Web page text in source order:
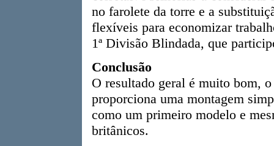
no farolete da torre e a
flexíveis para economizar
1ª Divisão Blindada, que
Conclusão
O resultado geral é muito bom,
proporciona uma montagem
como um primeiro modelo e
britânicos.